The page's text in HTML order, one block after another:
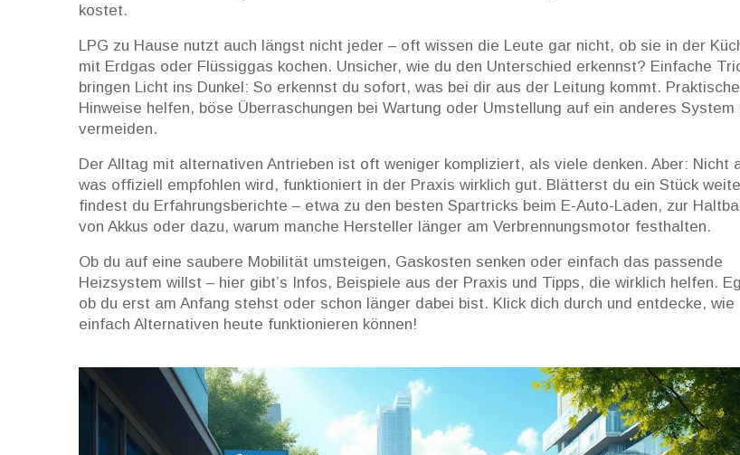
kostet.
LPG zu Hause nutzt auch längst nicht jeder – oft wissen die Leute gar nicht, ob sie in der
mit Erdgas oder Flüssiggas kochen. Unsicher, wie du den Unterschied erkennst? Einfache
bringen Licht ins Dunkel: So erkennst du sofort, was bei dir aus der Leitung kommt. Praktische
Hinweise helfen, böse Überraschungen bei Wartung oder Umstellung auf ein anderes System
vermeiden.
Der Alltag mit alternativen Antrieben ist oft weniger kompliziert, als viele denken. Aber: Nicht
was offiziell empfohlen wird, funktioniert in der Praxis wirklich gut. Blätterst du ein Stück
findest du Erfahrungsberichte – etwa zu den besten Spartricks beim E-Auto-Laden, zur
von Akkus oder dazu, warum manche Hersteller länger am Verbrennungsmotor festhalten.
Ob du auf eine saubere Mobilität umsteigen, Gaskosten senken oder einfach das passende
Heizsystem willst – hier gibt’s Infos, Beispiele aus der Praxis und Tipps, die wirklich helfen.
ob du erst am Anfang stehst oder schon länger dabei bist. Klick dich durch und entdecke, wie
einfach Alternativen heute funktionieren können!